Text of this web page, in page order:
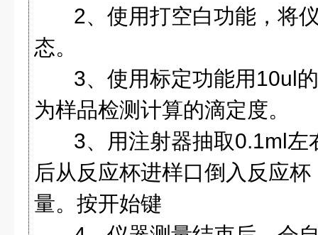
2、使用打空白功能，将
态。
3、使用标定功能用 10ul
为样品检测计算的滴定度。
3、用注射器抽取0.1ml左
后从反应杯进样口倒入反应
量。按开始键